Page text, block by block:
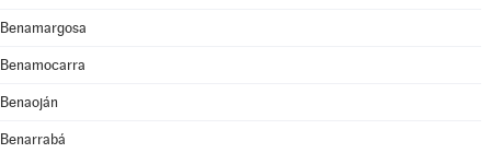
Benamargosa
Benamocarra
Benaoján
Benarrabá